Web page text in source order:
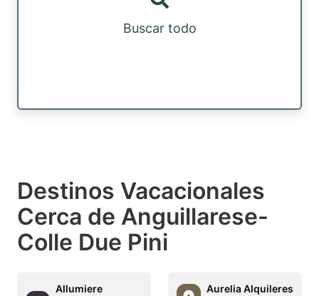
Buscar todo
Destinos Vacacionales
Cerca de Anguillarese-
Colle Due Pini
Allumiere
Aurelia Alquileres